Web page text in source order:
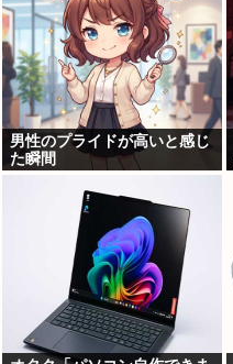
男性のプライドが高いと感じ
た瞬間